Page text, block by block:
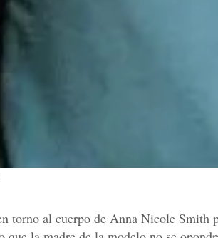
torno al cuerpo de Anna Nicole Smith